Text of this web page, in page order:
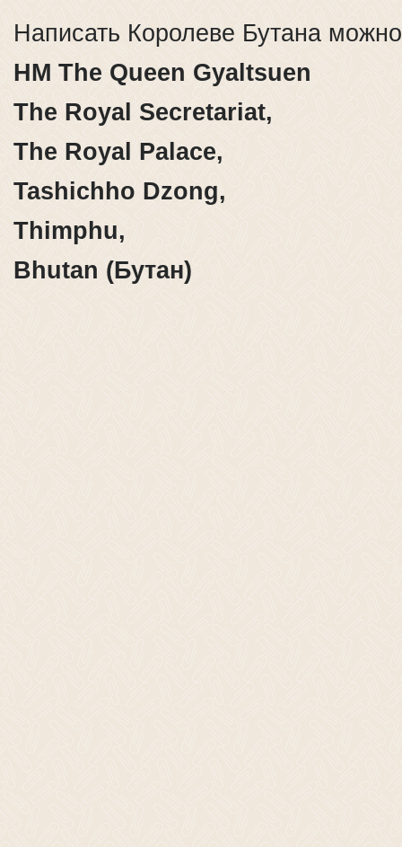
Написать Королеве Бутана
HM The Queen Gyaltsuen
The Royal Secretariat,
The Royal Palace,
Tashichho Dzong,
Thimphu,
Bhutan (Бутан)